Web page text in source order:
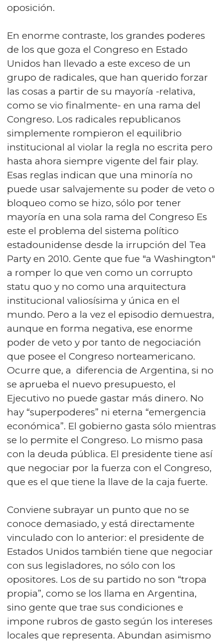
oposición.
En enorme contraste, los grandes poderes
de los que goza el Congreso en Estado
Unidos han llevado a este exceso de un
grupo de radicales, que han querido forzar
las cosas a partir de su mayoría -relativa,
como se vio finalmente- en una rama del
Congreso. Los radicales republicanos
simplemente rompieron el equilibrio
institucional al violar la regla no escrita pero
hasta ahora siempre vigente del fair play.
Esas reglas indican que una minoría no
puede usar salvajemente su poder de veto o
bloqueo como se hizo, sólo por tener
mayoría en una sola rama del Congreso Es
este el problema del sistema político
estadounidense desde la irrupción del Tea
Party en 2010. Gente que fue "a Washington"
a romper lo que ven como un corrupto
statu quo y no como una arquitectura
institucional valiosísima y única en el
mundo. Pero a la vez el episodio demuestra,
aunque en forma negativa, ese enorme
poder de veto y por tanto de negociación
que posee el Congreso norteamericano.
Ocurre que, a diferencia de Argentina, si no
se aprueba el nuevo presupuesto, el
Ejecutivo no puede gastar más dinero. No
hay “superpoderes” ni eterna “emergencia
económica”. El gobierno gasta sólo mientras
se lo permite el Congreso. Lo mismo pasa
con la deuda pública. El presidente tiene así
que negociar por la fuerza con el Congreso,
que es el que tiene la llave de la caja fuerte.
Conviene subrayar un punto que no se
conoce demasiado, y está directamente
vinculado con lo anterior: el presidente de
Estados Unidos también tiene que negociar
con sus legisladores, no sólo con los
opositores. Los de su partido no son “tropa
propia”, como se los llama en Argentina,
sino gente que trae sus condiciones e
impone rubros de gasto según los intereses
locales que representa. Abundan asimismo